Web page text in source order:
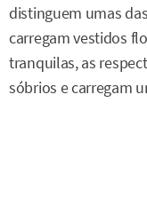
distinguem umas
carregam vestidos
tranquilas, as
sóbrios e carregam